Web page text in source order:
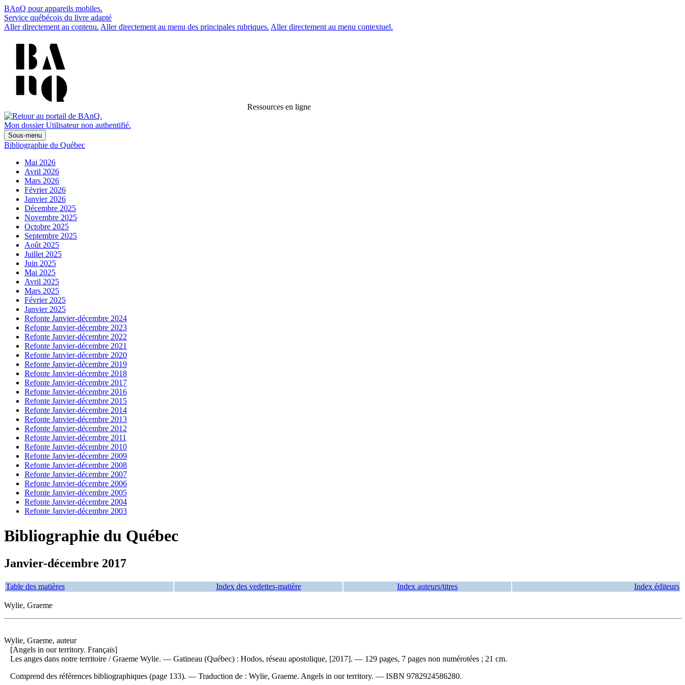
BAnQ pour appareils mobiles.
Service québécois du livre adapté
Aller directement au contenu. Aller directement au menu des principales rubriques. Aller directement au menu contextuel.
Ressources en ligne
Mon dossier Utilisateur non authentifié.
Sous-menu
Bibliographie du Québec
Mai 2026
Avril 2026
Mars 2026
Février 2026
Janvier 2026
Décembre 2025
Novembre 2025
Octobre 2025
Septembre 2025
Août 2025
Juillet 2025
Juin 2025
Mai 2025
Avril 2025
Mars 2025
Février 2025
Janvier 2025
Refonte Janvier-décembre 2024
Refonte Janvier-décembre 2023
Refonte Janvier-décembre 2022
Refonte Janvier-décembre 2021
Refonte Janvier-décembre 2020
Refonte Janvier-décembre 2019
Refonte Janvier-décembre 2018
Refonte Janvier-décembre 2017
Refonte Janvier-décembre 2016
Refonte Janvier-décembre 2015
Refonte Janvier-décembre 2014
Refonte Janvier-décembre 2013
Refonte Janvier-décembre 2012
Refonte Janvier-décembre 2011
Refonte Janvier-décembre 2010
Refonte Janvier-décembre 2009
Refonte Janvier-décembre 2008
Refonte Janvier-décembre 2007
Refonte Janvier-décembre 2006
Refonte Janvier-décembre 2005
Refonte Janvier-décembre 2004
Refonte Janvier-décembre 2003
Bibliographie du Québec
Janvier-décembre 2017
Table des matières Index des vedettes-matière Index auteurs/titres Index éditeurs
Wylie, Graeme
Wylie, Graeme, auteur
[Angels in our territory. Français]
Les anges dans notre territoire / Graeme Wylie. — Gatineau (Québec) : Hodos, réseau apostolique, [2017]. — 129 pages, 7 pages non numérotées ; 21 cm.
Comprend des références bibliographiques (page 133). — Traduction de : Wylie, Graeme. Angels in our territory. — ISBN 9782924586280.